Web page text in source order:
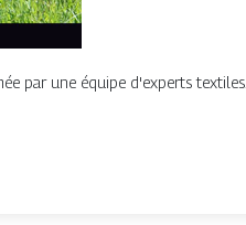
par une équipe d'experts textiles.